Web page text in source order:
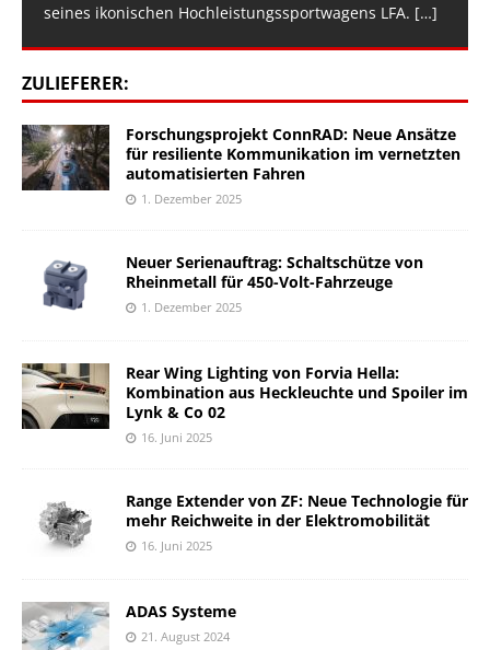
seines ikonischen Hochleistungssportwagens LFA. […]
ZULIEFERER:
Forschungsprojekt ConnRAD: Neue Ansätze
für resiliente Kommunikation im vernetzten
automatisierten Fahren
1. Dezember 2025
Neuer Serienauftrag: Schaltschütze von
Rheinmetall für 450-Volt-Fahrzeuge
1. Dezember 2025
Rear Wing Lighting von Forvia Hella:
Kombination aus Heckleuchte und Spoiler im
Lynk & Co 02
16. Juni 2025
Range Extender von ZF: Neue Technologie für
mehr Reichweite in der Elektromobilität
16. Juni 2025
ADAS Systeme
21. August 2024